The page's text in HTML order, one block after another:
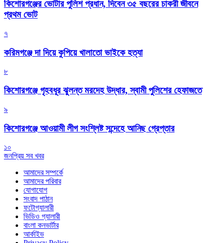
কিশোরগঞ্জের ভোটার পুলিশ প্রধান, দিবেন ৩৫ বছরের চাকরী জীবনে
প্রথম ভোট
৭
করিমগঞ্জে দা দিয়ে কুপিয়ে খালাতো ভাইকে হত্যা
৮
কিশোরগঞ্জে গৃহবধূর ঝুলন্ত মরদেহ উদ্ধার, স্বামী পুলিশের হেফাজতে
৯
কিশোরগঞ্জে আওয়ামী লীগ সংশ্লিষ্ট সন্দেহে আনিছ গ্রেপ্তার
১০
জনপ্রিয় সব খবর
আমাদের সম্পর্কে
আমাদের পরিবার
যোগাযোগ
সংবাদ পাঠান
ফটোগ্যালারী
ভিডিও গ্যালারী
বাংলা কনভার্টার
আর্কাইভ